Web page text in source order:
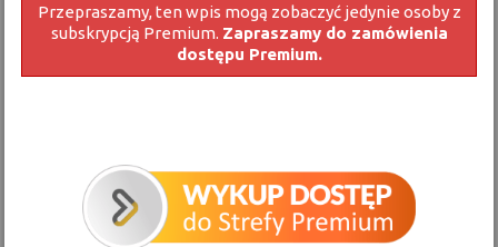
Przepraszamy, ten wpis mogą zobaczyć jedynie osoby z
subskrypcją Premium. Zapraszamy do zamówienia
dostępu Premium.